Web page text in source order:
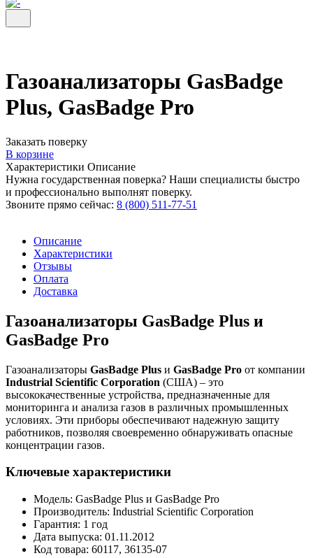
Газоанализаторы GasBadge
Plus, GasBadge Pro
Заказать поверку
В корзине
Характеристики Описание
Нужна государственная поверка? Наши специалисты быстро
и профессионально выполнят поверку.
Звоните прямо сейчас: 8 (800) 511-77-51
Описание
Характеристики
Отзывы
Оплата
Доставка
Газоанализаторы GasBadge Plus и
GasBadge Pro
Газоанализаторы GasBadge Plus и GasBadge Pro от компании
Industrial Scientific Corporation (США) – это
высококачественные устройства, предназначенные для
мониторинга и анализа газов в различных промышленных
условиях. Эти приборы обеспечивают надежную защиту
работников, позволяя своевременно обнаруживать опасные
концентрации газов.
Ключевые характеристики
Модель: GasBadge Plus и GasBadge Pro
Производитель: Industrial Scientific Corporation
Гарантия: 1 год
Дата выпуска: 01.11.2012
Код товара: 60117, 36135-07